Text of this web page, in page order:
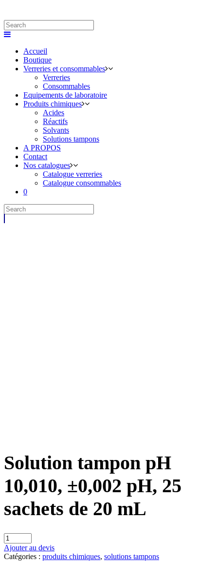
Accueil
Boutique
Verreries et consommables
Verreries
Consommables
Equipements de laboratoire
Produits chimiques
Acides
Réactifs
Solvants
Solutions tampons
A PROPOS
Contact
Nos catalogues
Catalogue verreries
Catalogue consommables
0
Solution tampon pH
10,010, ±0,002 pH, 25
sachets de 20 mL
Ajouter au devis
Catégories : produits chimiques, solutions tampons